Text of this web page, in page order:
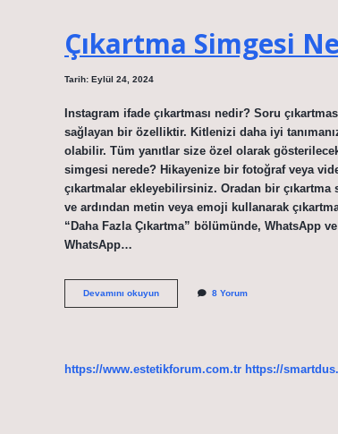
Çıkartma Simgesi
Tarih: Eylül 24, 2024
Instagram ifade çıkartması nedir? Soru
sağlayan bir özelliktir. Kitlenizi daha iyi
olabilir. Tüm yanıtlar size özel olarak
simgesi nerede? Hikayenize bir fotoğraf veya
çıkartmalar ekleyebilirsiniz. Oradan bir
ve ardından metin veya emoji kullanarak
“Daha Fazla Çıkartma” bölümünde, WhatsApp
WhatsApp…
Devamını okuyunÇıkartma
Simgesi
8 Yorum
https://www.estetikforum.com.tr https://